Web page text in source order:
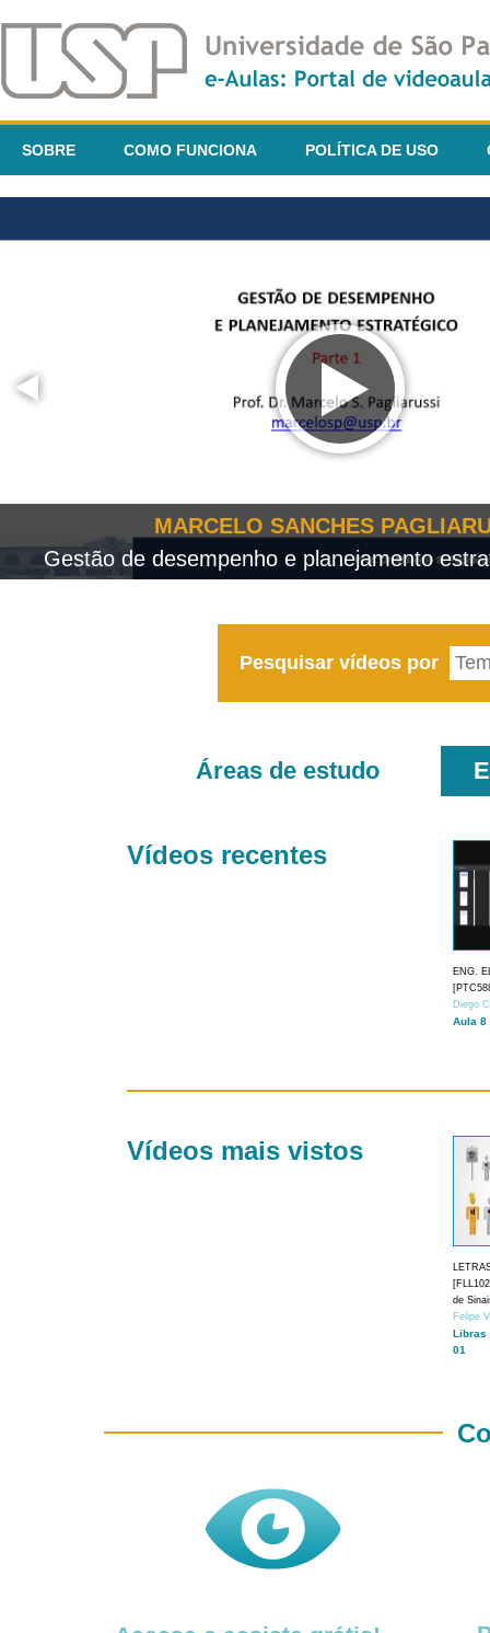
SOBRE COMO FUNCIONA POLÍTICA DE USO
MARCELO SANCHES
Gestão de desempenho e planejamento
Pesquisar vídeos por
Áreas de estudo
Vídeos recentes
ENG.
Diego
Aula 8
Vídeos mais vistos
de
Felipe
Libras
01